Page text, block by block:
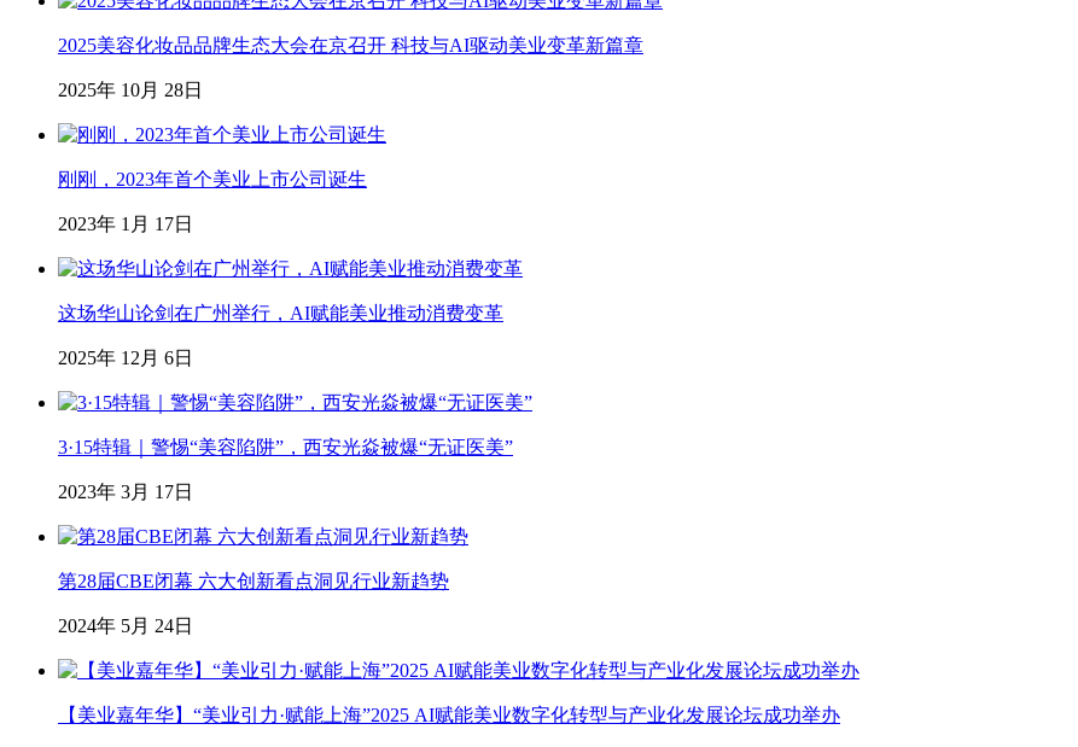
2025美容化妆品品牌生态大会在京召开 科技与AI驱动美业变革新篇章
2025年 10月 28日
刚刚，2023年首个美业上市公司诞生
2023年 1月 17日
这场华山论剑在广州举行，AI赋能美业推动消费变革
2025年 12月 6日
3·15特辑｜警惕“美容陷阱”，西安光焱被爆“无证医美”
2023年 3月 17日
第28届CBE闭幕 六大创新看点洞见行业新趋势
2024年 5月 24日
【美业嘉年华】“美业引力·赋能上海”2025 AI赋能美业数字化转型与产业化发展论坛成功举办